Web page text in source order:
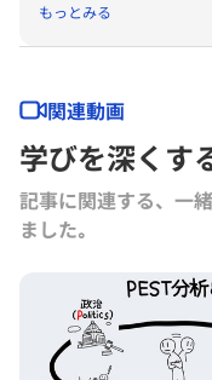
調査会）、『世紀の医療
ナリオ」（ファーストプ
→「マーケティング・ブレ
もっとみる
関連動画
学びを深くす
記事に関連する、一
ました｡